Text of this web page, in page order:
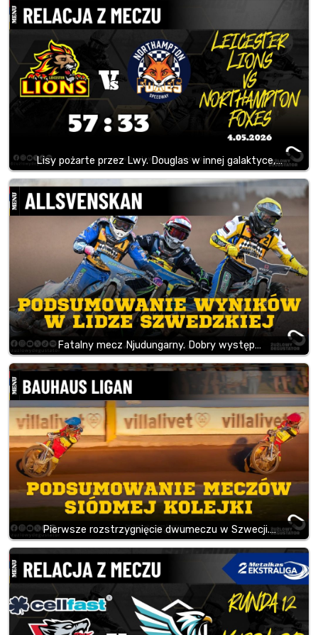
Lisy pożarte przez Lwy. Douglas w innej galaktyce,…
Fatalny mecz Njudungarny. Dobry występ…
Pierwsze rozstrzygnięcie dwumeczu w Szwecji.…